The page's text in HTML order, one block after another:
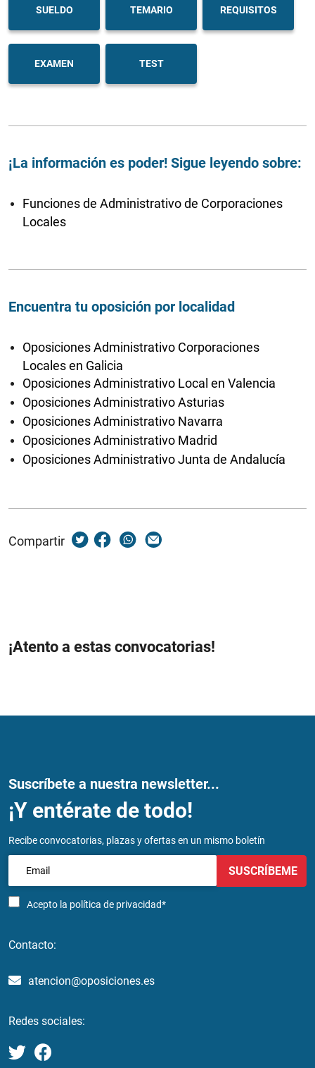
SUELDO TEMARIO REQUISITOS
EXAMEN TEST
¡La información es poder! Sigue leyendo sobre:
Funciones de Administrativo de Corporaciones
Locales
Encuentra tu oposición por localidad
Oposiciones Administrativo Corporaciones
Locales en Galicia
Oposiciones Administrativo Local en Valencia
Oposiciones Administrativo Asturias
Oposiciones Administrativo Navarra
Oposiciones Administrativo Madrid
Oposiciones Administrativo Junta de Andalucía
Compartir
¡Atento a estas convocatorias!
Suscríbete a nuestra newsletter...
¡Y entérate de todo!
Recibe convocatorias, plazas y ofertas en un mismo boletín
Acepto la política de privacidad*
SUSCRÍBEME
Contacto:
atencion@oposiciones.es
Redes sociales: